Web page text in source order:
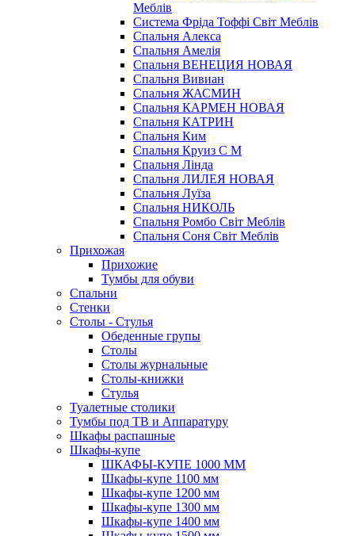
Меблів
Система Фріда Тоффі Світ Меблів
Спальня Алекса
Спальня Амелія
Спальня ВЕНЕЦИЯ НОВАЯ
Спальня Вивиан
Спальня ЖАСМИН
Спальня КАРМЕН НОВАЯ
Спальня КАТРИН
Спальня Ким
Спальня Круиз С М
Спальня Лінда
Спальня ЛИЛЕЯ НОВАЯ
Спальня Луїза
Спальня НИКОЛЬ
Спальня Ромбо Світ Меблів
Спальня Соня Світ Меблів
Прихожая
Прихожие
Тумбы для обуви
Спальни
Стенки
Столы - Стулья
Обеденные групы
Столы
Столы журнальные
Столы-книжки
Стулья
Туалетные столики
Тумбы под ТВ и Аппаратуру
Шкафы распашные
Шкафы-купе
ШКАФЫ-КУПЕ 1000 ММ
Шкафы-купе 1100 мм
Шкафы-купе 1200 мм
Шкафы-купе 1300 мм
Шкафы-купе 1400 мм